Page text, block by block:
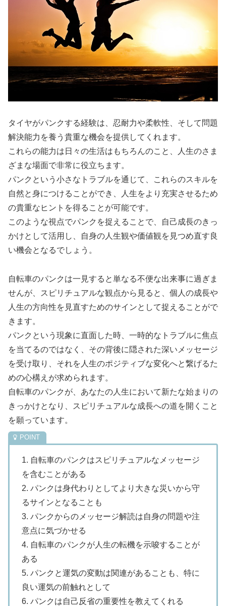
タイヤがパンクする経験は、忍耐力や柔軟性、そして問題
解決能力を養う貴重な機会を提供してくれます。
これらの能力は日々の生活はもちろんのこと、人生のさま
ざまな場面で非常に役立ちます。
パンクという小さなトラブルを通じて、これらのスキルを
自然と身につけることができ、人生をより充実させるため
の貴重なヒントを得ることが可能です。
このような視点でパンクを捉えることで、自己成長のきっ
かけとして活用し、自身の人生観や価値観を見つめ直す良
い機会となるでしょう。
自転車のパンクは一見すると単なる不便な出来事に過ぎま
せんが、スピリチュアルな観点から見ると、個人の成長や
人生の方向性を見直すためのサインとして捉えることがで
きます。
パンクという現象に直面した時、一時的なトラブルに焦点
を当てるのではなく、その背後に隠された深いメッセージ
を受け取り、それを人生のポジティブな変化へと繋げるた
めの心構えが求められます。
自転車のパンクが、あなたの人生において新たな始まりの
きっかけとなり、スピリチュアルな成長への道を開くこと
を願っています。
1. 自転車のパンクはスピリチュアルなメッセージ
を含むことがある
2. パンクは身代わりとしてより大きな災いから守
るサインとなることも
3. パンクからのメッセージ解読は自身の問題や注
意点に気づかせる
4. 自転車のパンクが人生の転機を示唆することが
ある
5. パンクと運気の変動は関連があることも、特に
良い運気の前触れとして
6. パンクは自己反省の重要性を教えてくれる